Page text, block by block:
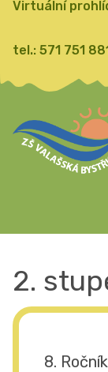
Virtuální
tel.: 571 751
2.
8. Ročník